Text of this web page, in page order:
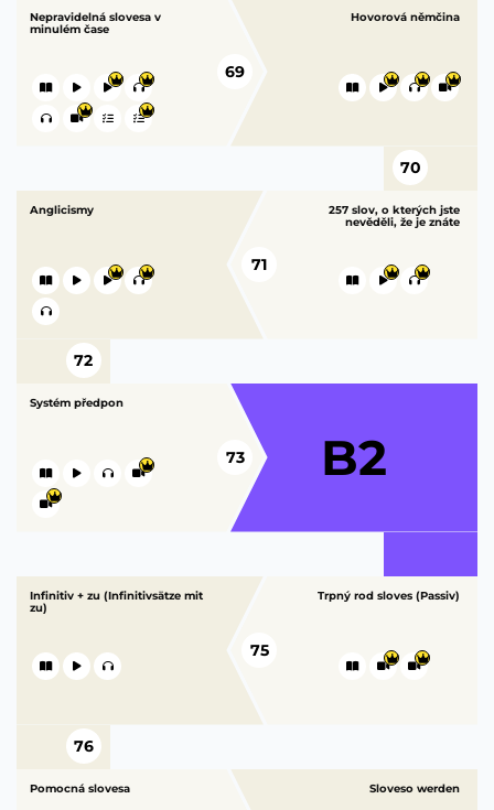
Nepravidelná slovesa v
minulém čase
69
Hovorová němčina
70
Anglicismy
72
257 slov, o kterých jste
nevěděli, že je znáte
71
Systém předpon
73 B2
Infinitiv + zu (Infinitivsätze mit
zu)
76
Trpný rod sloves (Passiv)
75
Pomocná slovesa Sloveso werden